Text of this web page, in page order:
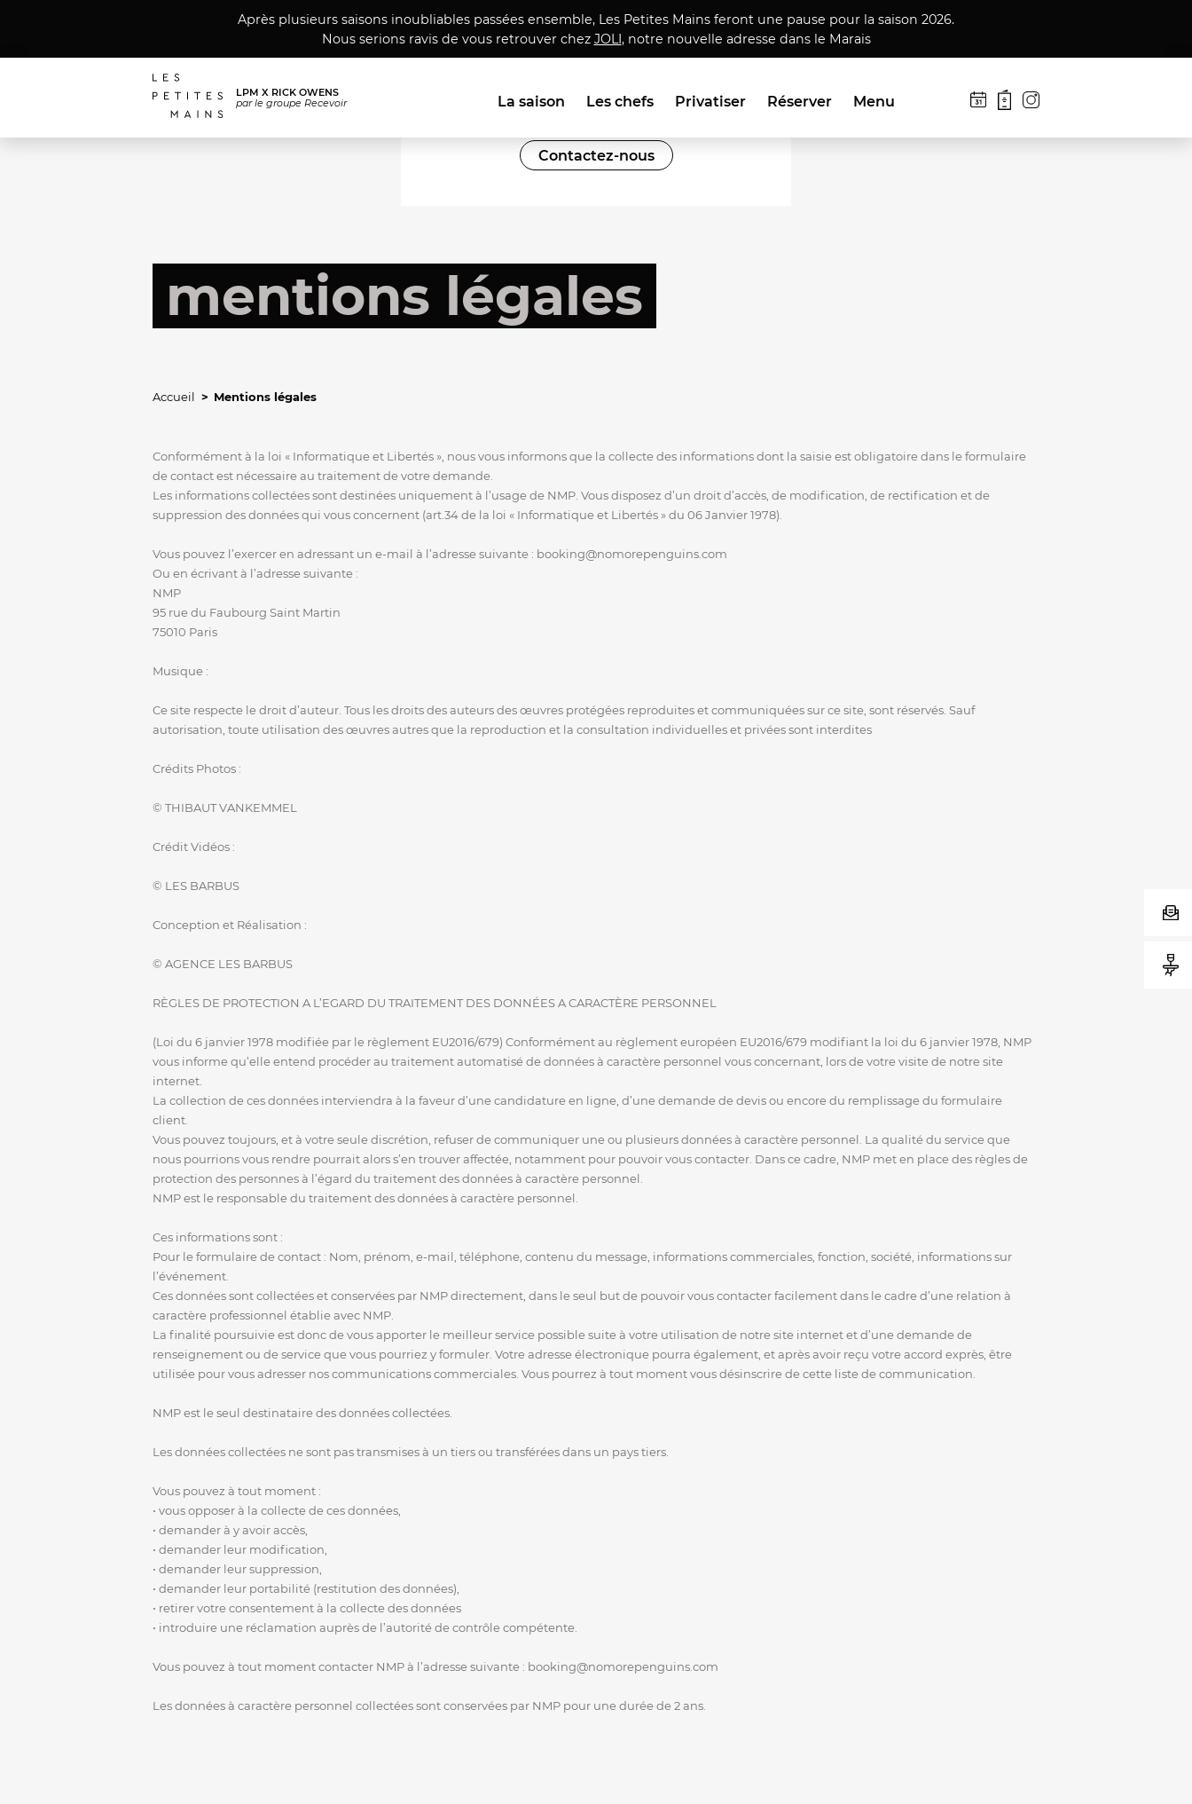
Après plusieurs saisons inoubliables passées ensemble, Les Petites Mains feront une pause pour la saison 2026.
Nous serions ravis de vous retrouver chez JOLI, notre nouvelle adresse dans le Marais
LPM X RICK OWENS
par le groupe Recevoir
La saison Les chefs Privatiser Réserver Menu
Vous organisez un événement ?
Contactez-nous
mentions légales
Accueil Mentions légales
Conformément à la loi « Informatique et Libertés », nous vous informons que la collecte des informations dont la saisie est obligatoire dans le formulaire
de contact est nécessaire au traitement de votre demande.
Les informations collectées sont destinées uniquement à l’usage de NMP. Vous disposez d’un droit d’accès, de modification, de rectification et de
suppression des données qui vous concernent (art.34 de la loi « Informatique et Libertés » du 06 Janvier 1978).
Vous pouvez l’exercer en adressant un e-mail à l’adresse suivante : booking@nomorepenguins.com
Ou en écrivant à l’adresse suivante :
NMP
95 rue du Faubourg Saint Martin
75010 Paris
Musique :
Ce site respecte le droit d’auteur. Tous les droits des auteurs des œuvres protégées reproduites et communiquées sur ce site, sont réservés. Sauf
autorisation, toute utilisation des œuvres autres que la reproduction et la consultation individuelles et privées sont interdites
Crédits Photos :
© THIBAUT VANKEMMEL
Crédit Vidéos :
© LES BARBUS
Conception et Réalisation :
© AGENCE LES BARBUS
RÈGLES DE PROTECTION A L’EGARD DU TRAITEMENT DES DONNÉES A CARACTÈRE PERSONNEL
(Loi du 6 janvier 1978 modifiée par le règlement EU2016/679) Conformément au règlement européen EU2016/679 modifiant la loi du 6 janvier 1978, NMP
vous informe qu’elle entend procéder au traitement automatisé de données à caractère personnel vous concernant, lors de votre visite de notre site
internet.
La collection de ces données interviendra à la faveur d’une candidature en ligne, d’une demande de devis ou encore du remplissage du formulaire
client.
Vous pouvez toujours, et à votre seule discrétion, refuser de communiquer une ou plusieurs données à caractère personnel. La qualité du service que
nous pourrions vous rendre pourrait alors s’en trouver affectée, notamment pour pouvoir vous contacter. Dans ce cadre, NMP met en place des règles de
protection des personnes à l’égard du traitement des données à caractère personnel.
NMP est le responsable du traitement des données à caractère personnel.
Ces informations sont :
Pour le formulaire de contact : Nom, prénom, e-mail, téléphone, contenu du message, informations commerciales, fonction, société, informations sur
l’événement.
Ces données sont collectées et conservées par NMP directement, dans le seul but de pouvoir vous contacter facilement dans le cadre d’une relation à
caractère professionnel établie avec NMP.
La finalité poursuivie est donc de vous apporter le meilleur service possible suite à votre utilisation de notre site internet et d’une demande de
renseignement ou de service que vous pourriez y formuler. Votre adresse électronique pourra également, et après avoir reçu votre accord exprès, être
utilisée pour vous adresser nos communications commerciales. Vous pourrez à tout moment vous désinscrire de cette liste de communication.
NMP est le seul destinataire des données collectées.
Les données collectées ne sont pas transmises à un tiers ou transférées dans un pays tiers.
Vous pouvez à tout moment :
• vous opposer à la collecte de ces données,
• demander à y avoir accès,
• demander leur modification,
• demander leur suppression,
• demander leur portabilité (restitution des données),
• retirer votre consentement à la collecte des données
• introduire une réclamation auprès de l’autorité de contrôle compétente.
Vous pouvez à tout moment contacter NMP à l’adresse suivante : booking@nomorepenguins.com
Les données à caractère personnel collectées sont conservées par NMP pour une durée de 2 ans.